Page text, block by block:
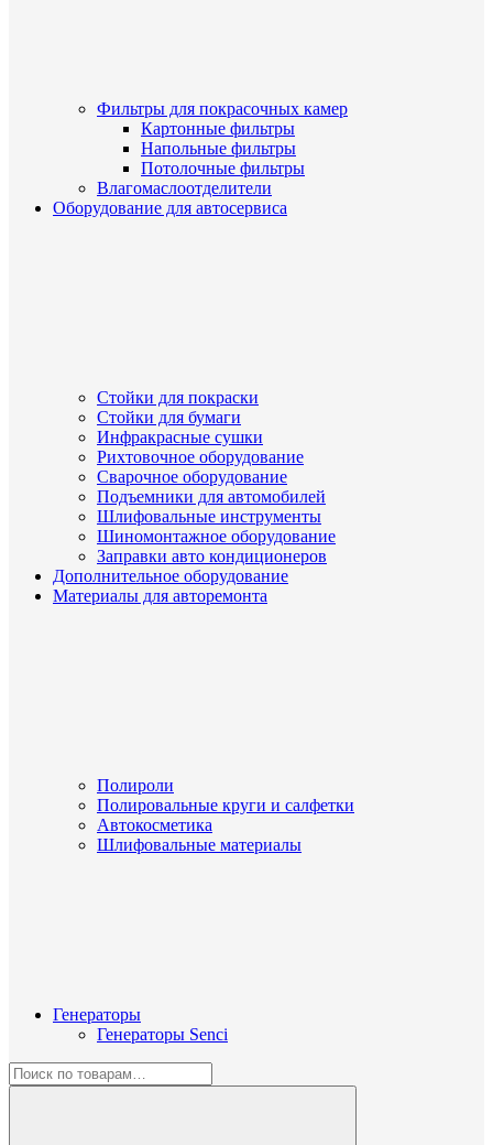
Фильтры для покрасочных камер
Картонные фильтры
Напольные фильтры
Потолочные фильтры
Влагомаслоотделители
Оборудование для автосервиса
Стойки для покраски
Стойки для бумаги
Инфракрасные сушки
Рихтовочное оборудование
Сварочное оборудование
Подъемники для автомобилей
Шлифовальные инструменты
Шиномонтажное оборудование
Заправки авто кондиционеров
Дополнительное оборудование
Материалы для авторемонта
Полироли
Полировальные круги и салфетки
Автокосметика
Шлифовальные материалы
Генераторы
Генераторы Senci